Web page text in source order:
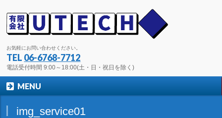
お気軽にお問い合わせください。
TEL 06-6768-7712
電話受付時間 9:00～18:00(土・日・祝日を除く)
MENU
img_service01